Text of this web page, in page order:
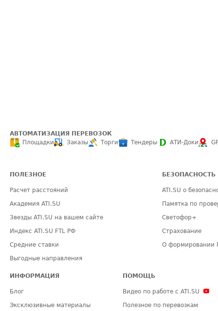
АВТОМАТИЗАЦИЯ ПЕРЕВОЗОК
Площадки
Заказы Торги Тендеры АТИ-Доки
ПОЛЕЗНОЕ
Расчет расстояний
Академия ATI.SU
Звезды ATI.SU на вашем сайте
Индекс ATI.SU FTL РФ
Средние ставки
Выгодные направления
БЕЗОПАСНОСТЬ
ATI.SU о
Памятка по
Светофор+
Страхование
О формировании
ИНФОРМАЦИЯ
Блог
Эксклюзивные материалы
ПОМОЩЬ
Видео по работе с ATI.SU
Полезное по перевозкам